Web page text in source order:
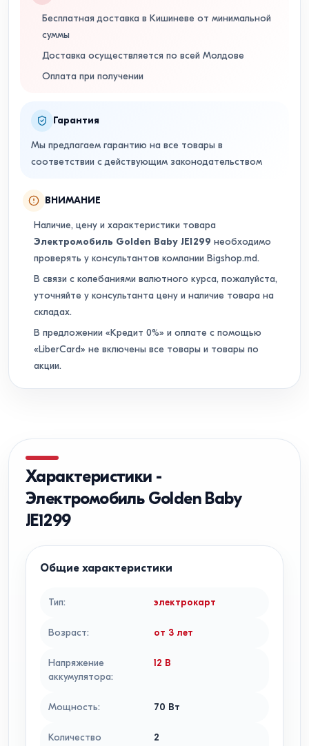
Бесплатная доставка в Кишиневе от минимальной
суммы
Доставка осуществляется по всей Молдове
Оплата при получении
Гарантия
Мы предлагаем гарантию на все товары в
соответствии с действующим законодательством
ВНИМАНИЕ
Наличие, цену и характеристики товара
Электромобиль Golden Baby JE1299 необходимо
проверять у консультантов компании Bigshop.md.
В связи с колебаниями валютного курса, пожалуйста,
уточняйте у консультанта цену и наличие товара на
складах.
В предложении «Кредит 0%» и оплате с помощью
«LiberCard» не включены все товары и товары по
акции.
Характеристики -
Электромобиль Golden Baby
JE1299
Общие характеристики
Тип: электрокарт
Возраст: от 3 лет
Напряжение
аккумулятора:
12 В
Мощность: 70 Вт
Количество
2